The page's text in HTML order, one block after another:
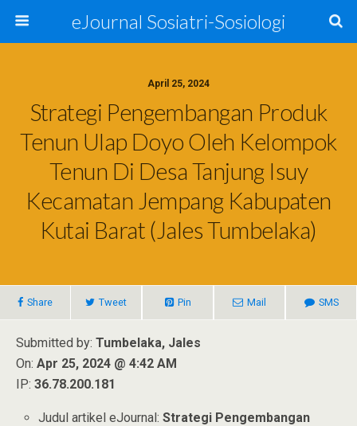
eJournal Sosiatri-Sosiologi
April 25, 2024
Strategi Pengembangan Produk
Tenun Ulap Doyo Oleh Kelompok
Tenun Di Desa Tanjung Isuy
Kecamatan Jempang Kabupaten
Kutai Barat (Jales Tumbelaka)
Share Tweet Pin Mail SMS
Submitted by: Tumbelaka, Jales
On: Apr 25, 2024 @ 4:42 AM
IP: 36.78.200.181
Judul artikel eJournal:Strategi Pengembangan